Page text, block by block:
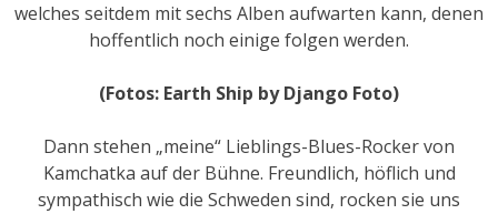
welches seitdem mit sechs Alben aufwarten kann, denen
hoffentlich noch einige folgen werden.
(Fotos: Earth Ship by Django Foto)
Dann stehen „meine“ Lieblings-Blues-Rocker von
Kamchatka auf der Bühne. Freundlich, höflich und
sympathisch wie die Schweden sind, rocken sie uns